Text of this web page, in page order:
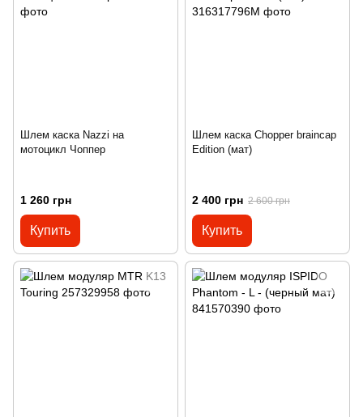
Шлем каска Nazzi на
мотоцикл Чоппер
1 260 грн
Купить
Шлем каска Chopper braincap
Edition (мат)
2 400 грн 2 600 грн
Купить